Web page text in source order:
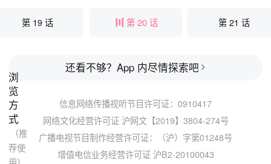
梦想和目的，从五湖四海出发，来到特
完成任务，最终训练成为顶尖特种兵的
励志故事。
第 19 话 第 20 话 第 21 话
还看不够？App 内尽情探索吧
信息网络传播视听节目许可证：0910417
网络文化经营许可证 沪网文【2019】3804-274号
广播电视节目制作经营许可证：（沪）字第01248号
增值电信业务经营许可证 沪B2-20100043
浏
览
方
式
（推
荐使